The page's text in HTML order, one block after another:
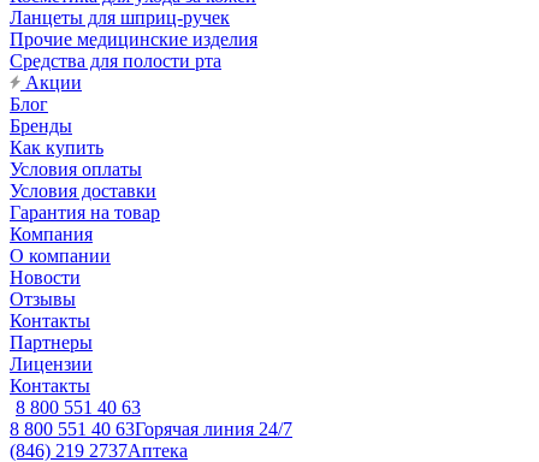
Ланцеты для шприц-ручек
Прочие медицинские изделия
Средства для полости рта
Акции
Блог
Бренды
Как купить
Условия оплаты
Условия доставки
Гарантия на товар
Компания
О компании
Новости
Отзывы
Контакты
Партнеры
Лицензии
Контакты
8 800 551 40 63
8 800 551 40 63Горячая линия 24/7
(846) 219 2737Аптека